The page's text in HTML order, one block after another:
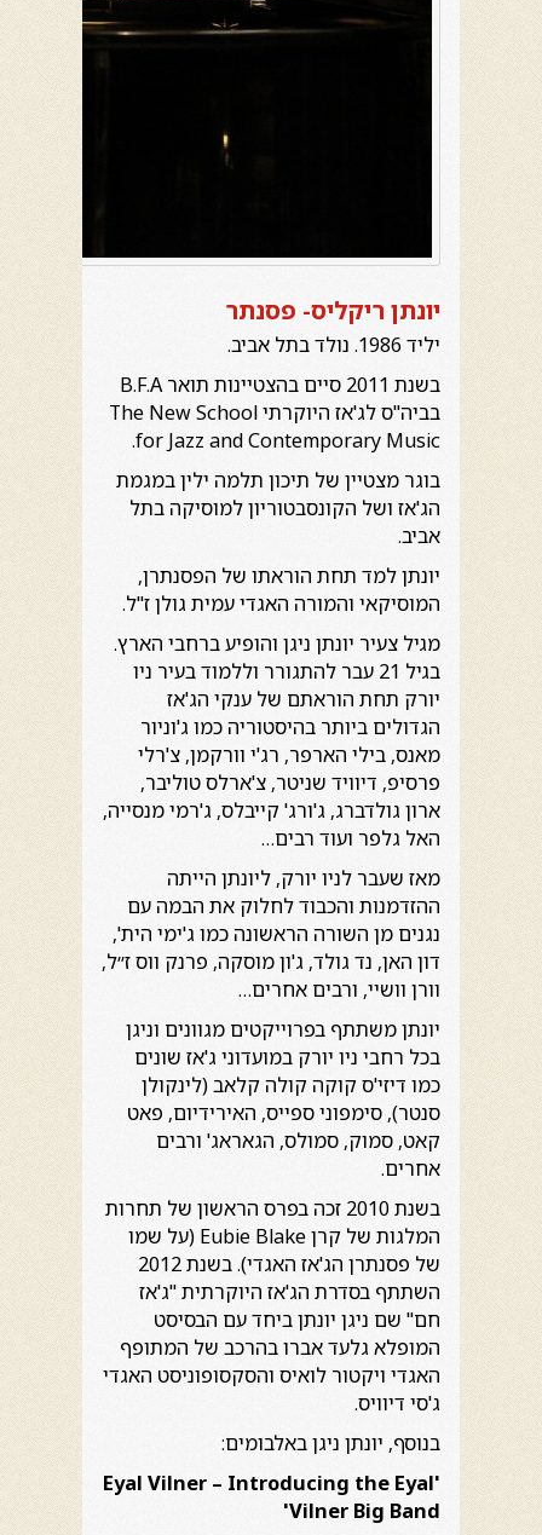
יונתן ריקליס- פסנתר
יליד 1986. נולד בתל אביב.
בשנת 2011 סיים בהצטיינות תואר B.F.A
בביה"ס לג'אז היוקרתי The New School
for Jazz and Contemporary Music.
בוגר מצטיין של תיכון תלמה ילין במגמת
הג'אז ושל הקונסבטוריון למוסיקה בתל
אביב.
יונתן למד תחת הוראתו של הפסנתרן,
המוסיקאי והמורה האגדי עמית גולן ז"ל.
מגיל צעיר יונתן ניגן והופיע ברחבי הארץ.
בגיל 21 עבר להתגורר וללמוד בעיר ניו
יורק תחת הוראתם של ענקי הג'אז
הגדולים ביותר בהיסטוריה כמו ג'וניור
מאנס, בילי הארפר, רג'י וורקמן, צ'רלי
פרסיפ, דיוויד שניטר, צ'ארלס טוליבר,
ארון גולדברג, ג'ורג' קייבלס, ג'רמי מנסייה,
האל גלפר ועוד רבים…
מאז שעבר לניו יורק, ליונתן הייתה
ההזדמנות והכבוד לחלוק את הבמה עם
נגנים מן השורה הראשונה כמו ג'ימי הית',
דון האן, נד גולד, ג'ון מוסקה, פרנק ווס ז״ל,
וורן וושיי, ורבים אחרים…
יונתן משתתף בפרוייקטים מגוונים וניגן
בכל רחבי ניו יורק במועדוני ג'אז שונים
כמו דיזי'ס קוקה קולה קלאב (לינקולן
סנטר), סימפוני ספייס, האירידיום, פאט
קאט, סמוק, סמולס, הגאראג' ורבים
אחרים.
בשנת 2010 זכה בפרס הראשון של תחרות
המלגות של קרן Eubie Blake (על שמו
של פסנתרן הג'אז האגדי). בשנת 2012
השתתף בסדרת הג'אז היוקרתית "ג'אז
חם" שם ניגן יונתן ביחד עם הבסיסט
המופלא גלעד אברו בהרכב של המתופף
האגדי ויקטור לואיס והסקסופוניסט האגדי
ג'סי דיוויס.
בנוסף, יונתן ניגן באלבומים:
'Eyal Vilner – Introducing the Eyal
Vilner Big Band'